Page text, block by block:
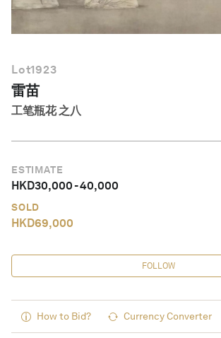
Lot1923
雷苗
工笔瓶花 之八
ESTIMATE
HKD30,000-40,000
SOLD
HKD69,000
FOLLOW
How to Bid? Currency Converter